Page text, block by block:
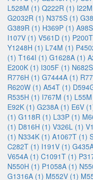
L528M (1) Q222R (1)
G2032R (1) N375S (1)
G389R (1) H369P (1)
I107V (1) V561D (1)
Y1248H (1) L74M (1)
(1) T164I (1) G1628A (1)
E200K (1) I305F (1)
R776H (1) G7444A (1)
R620W (1) A54T (1)
R535H (1) I767M (1)
E92K (1) G238A (1) E6V
(1) G118R (1) L33P (1)
(1) D816H (1) V326L (1)
(1) N334K (1) A1067T (1)
C282T (1) I191V (1)
V654A (1) C1091T (1)
N550H (1) P1058A (1)
G1316A (1) M552V (1)